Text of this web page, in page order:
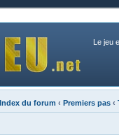
Le jeu
Index du forum ‹ Premiers pas ‹